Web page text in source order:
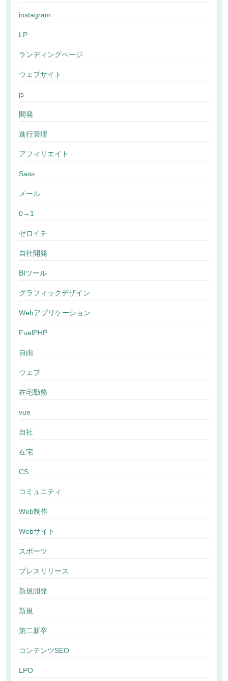
instagram
LP
ランディングページ
ウェブサイト
js
開発
進行管理
アフィリエイト
Sass
メール
0→1
ゼロイチ
自社開発
BIツール
グラフィックデザイン
Webアプリケーション
FuelPHP
自由
ウェブ
在宅勤務
vue
自社
在宅
CS
コミュニティ
Web制作
Webサイト
スポーツ
プレスリリース
新規開発
新規
第二新卒
コンテンツSEO
LPO